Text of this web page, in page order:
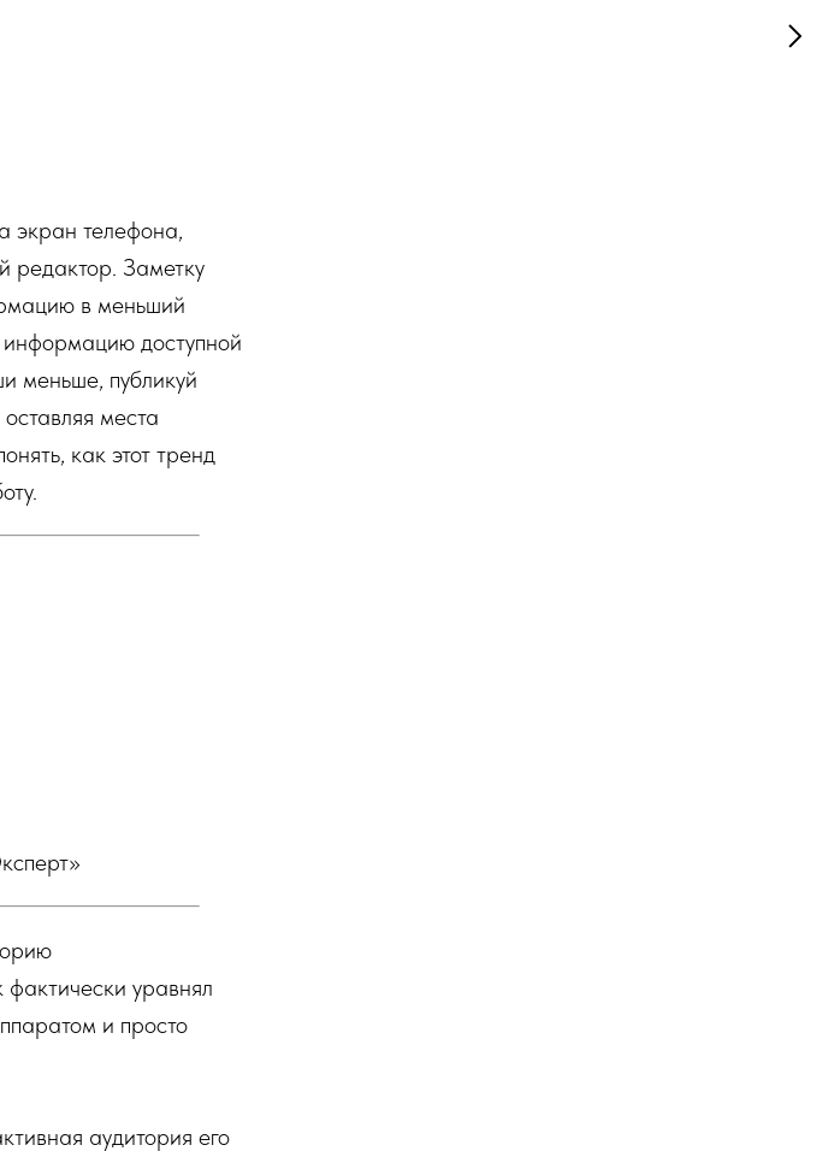
экран телефона,
редактор. Заметку
в меньший
доступной
меньше, публикуй
места
как этот тренд
уравнял
и просто
аудитория его